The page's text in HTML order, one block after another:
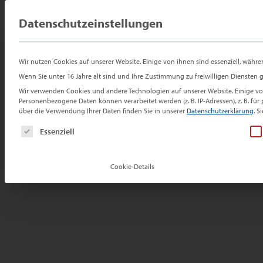
Zum
Inhalt
Zur
Navigation
Sprung
zum
Eigentumswohnung in Erkelenz
Modern, hell, privat:
Datenschutzeinstellungen
Wir nutzen Cookies auf unserer Website. Einige von ihnen sind essenziell,
Wenn Sie unter 16 Jahre alt sind und Ihre Zustimmung zu freiwilligen
Wir verwenden Cookies und andere Technologien auf unserer Website. Einige
Personenbezogene Daten können verarbeitet werden (z. B. IP-Adressen), z. B.
über die Verwendung Ihrer Daten finden Sie in unserer Datenschutzerklärung.
Es folgt eine Liste der Service-Gruppen, für die
Essenziell
Cookie-Details